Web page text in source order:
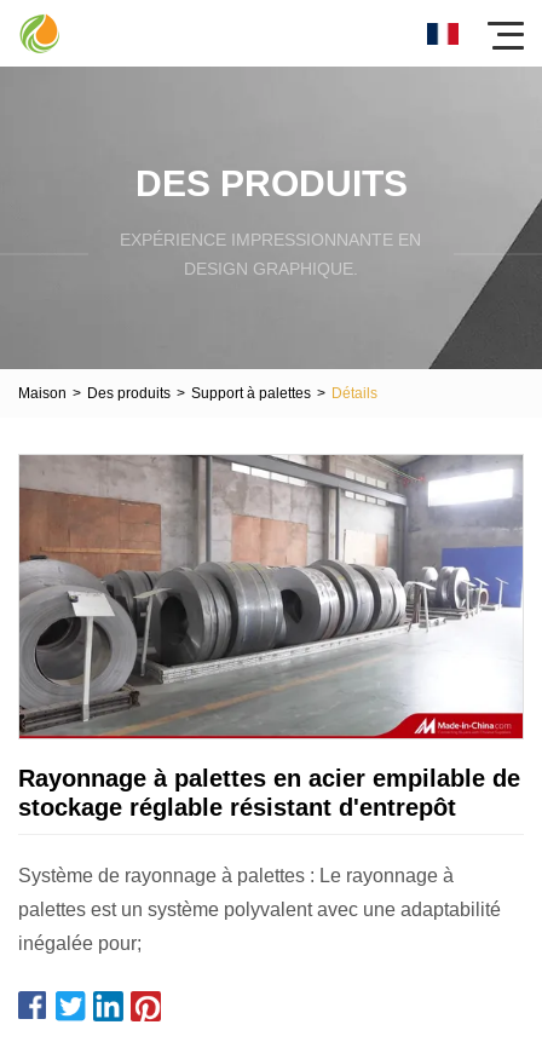
DES PRODUITS
EXPÉRIENCE IMPRESSIONNANTE EN
DESIGN GRAPHIQUE.
Maison > Des produits > Support à palettes > Détails
Rayonnage à palettes en acier empilable de
stockage réglable résistant d'entrepôt
Système de rayonnage à palettes : Le rayonnage à
palettes est un système polyvalent avec une adaptabilité
inégalée pour;